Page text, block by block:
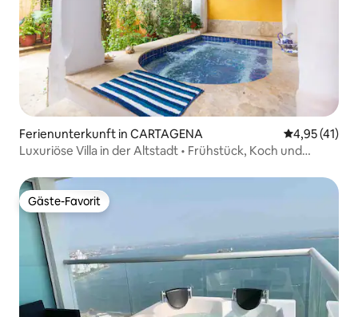
Ferienunterkunft in CARTAGENA
4,95 (41)
Luxuriöse Villa in der Altstadt • Frühstück, Koch und
Gäste-Favorit
Gäste-Favorit